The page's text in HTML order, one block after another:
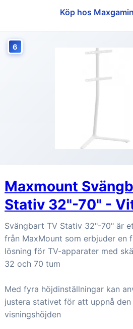
Köp hos
6
Maxmount
Stativ 32"-70" -
Svängbart TV Stativ 32"-70" är
från MaxMount som erbjuder en
lösning för TV-apparater med
32 och 70 tum
Med fyra höjdinställningar kan
justera stativet för att uppnå den
visningshöjden